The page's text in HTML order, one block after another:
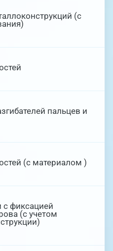
(с
пальцев и
(с материалом )
с фиксацией
(с учетом